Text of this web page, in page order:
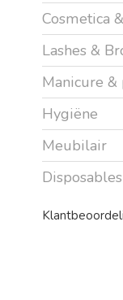
Cosmetica
Lashes &
Manicure &
Hygiëne
Meubilair
Disposables